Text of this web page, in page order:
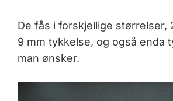
De fås i forskjellige størrelser,
9 mm tykkelse, og også enda
man ønsker.